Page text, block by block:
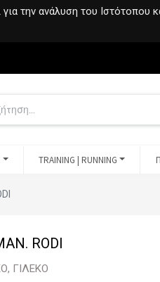
την ανάλυση του Ιστότοπου
TRAINING | RUNNING
RODI
ΓΙΛΕΚΟ